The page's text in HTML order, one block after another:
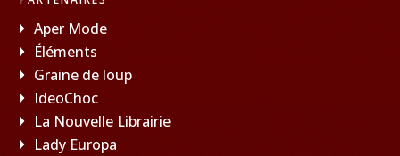
Aper Mode
Éléments
Graine de loup
IdeoChoc
La Nouvelle Librairie
Lady Europa